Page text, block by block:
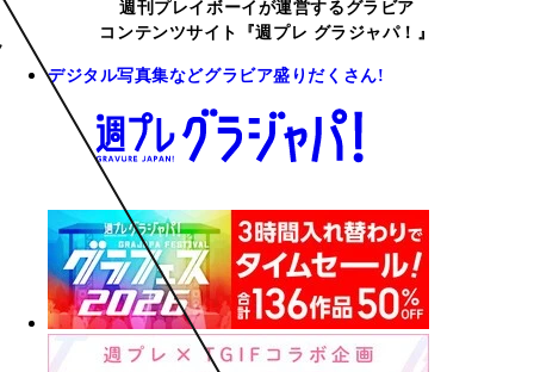
週刊プレイボーイが運営するグラビア
コンテンツサイト『週プレ グラジャパ！』
デジタル写真集などグラビア盛りだくさん!